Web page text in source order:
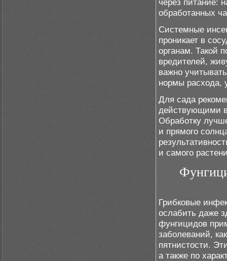
через питание:
обработанных
Системные
проникает в
органам. Такой
вредителей,
важно
нормы расхода,
Для сада
действующими
Обработку
и прямого
и самого
Грибковые
ослабить даже
фунгицидов
заболеваний,
пятнистости.
а также по